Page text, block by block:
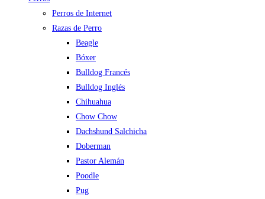
Perros de Internet
Razas de Perro
Beagle
Bóxer
Bulldog Francés
Bulldog Inglés
Chihuahua
Chow Chow
Dachshund Salchicha
Doberman
Pastor Alemán
Poodle
Pug